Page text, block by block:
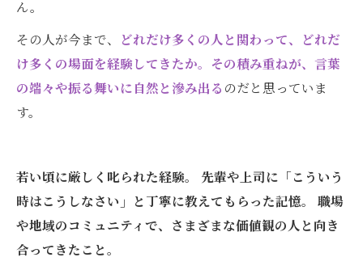
ん。
その人が今まで、
どれだけ多くの人と関わって、どれだ
け多くの場面を経験してきたか。その積み重ねが、言葉
の端々や振る舞いに自然と滲み出る のだと思っていま
す。
若い頃に厳しく叱られた経験。 先輩や上司に「こういう
時はこうしなさい」と丁寧に教えてもらった記憶。 職場
や地域のコミュニティで、さまざまな価値観の人と向き
合ってきたこと。